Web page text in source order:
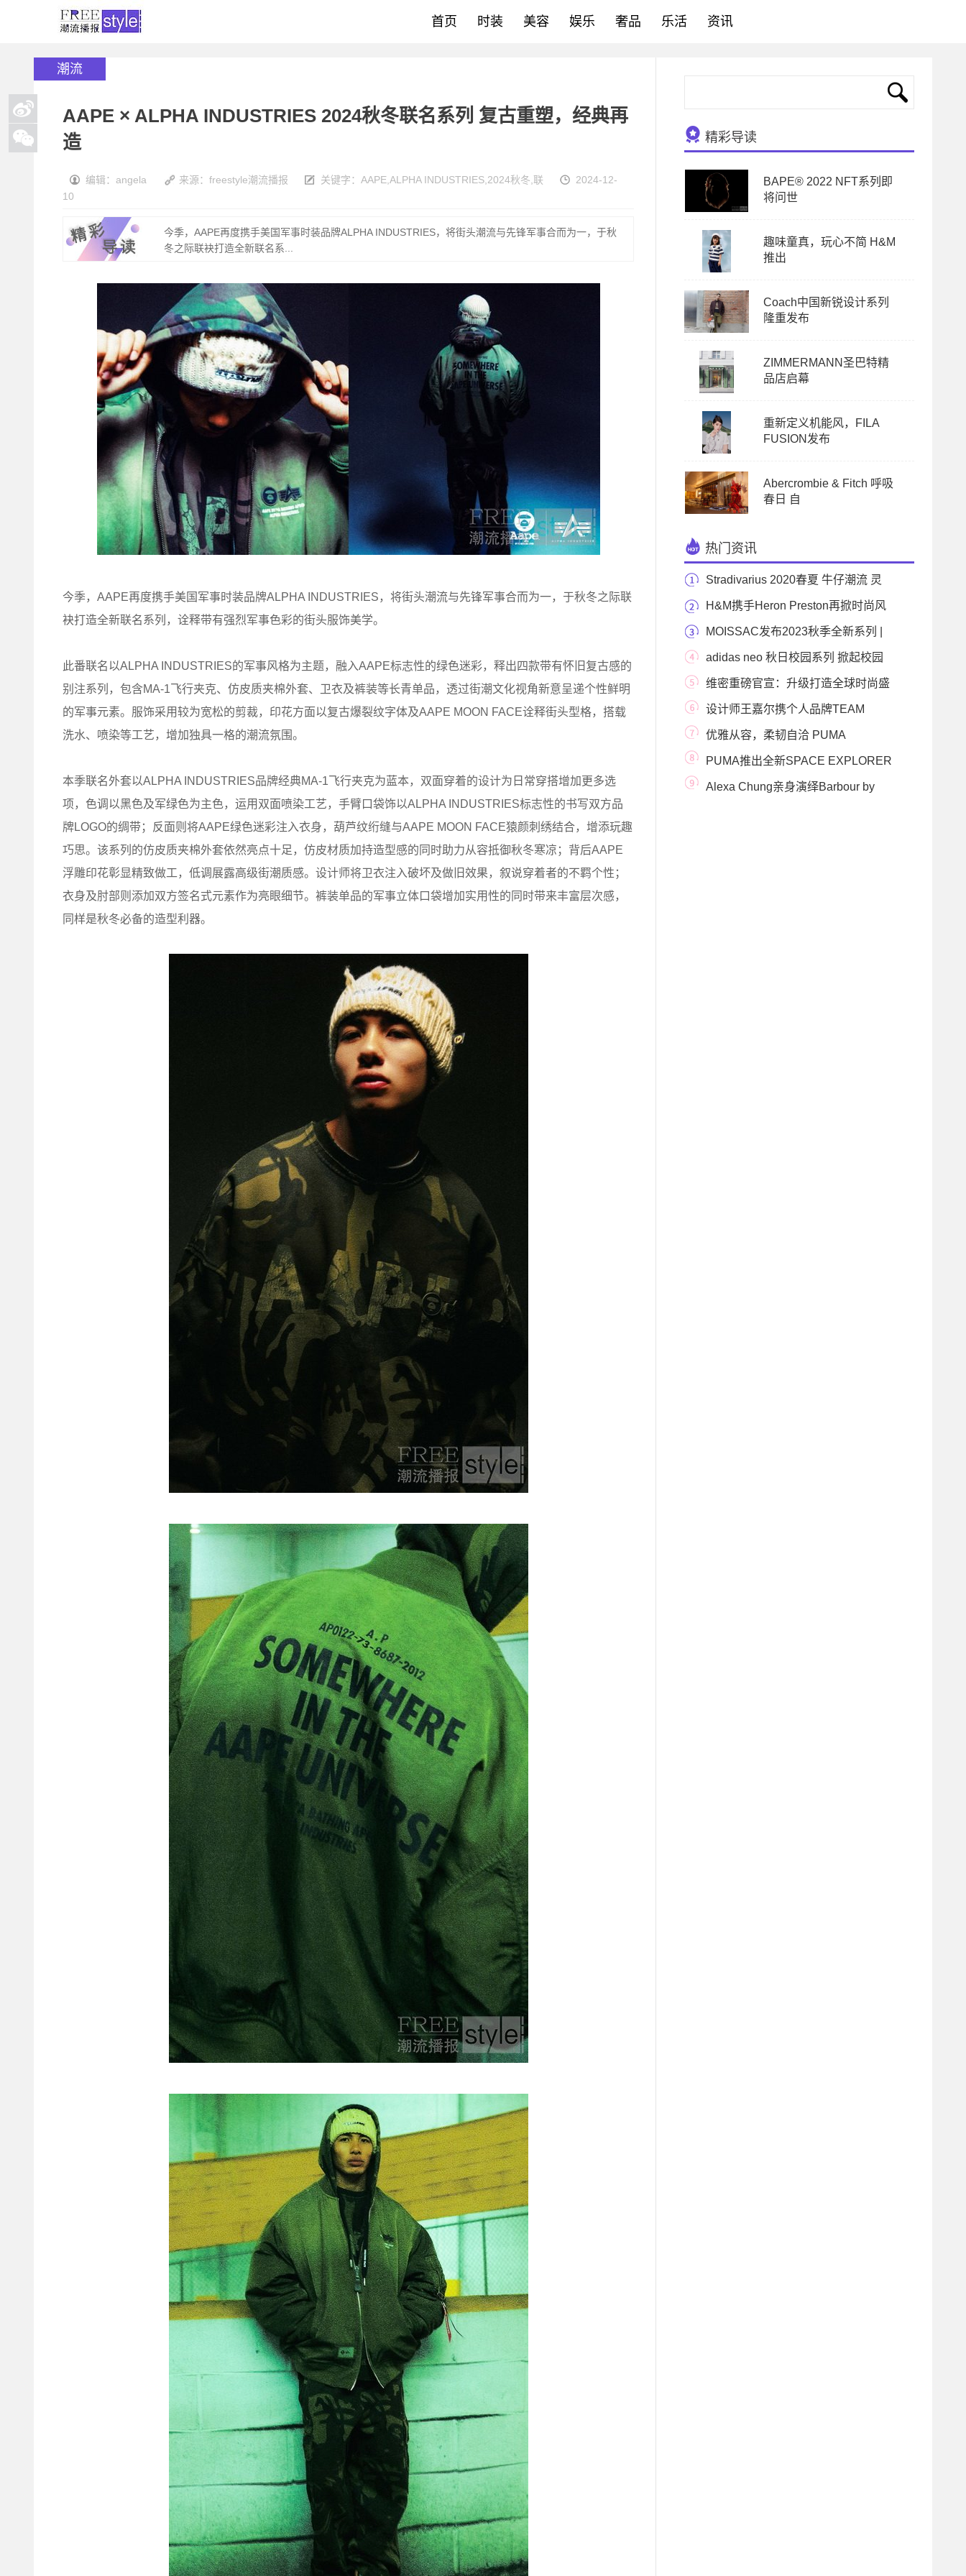
首页 时装 美容 娱乐 奢品 乐活 资讯
潮流
AAPE × ALPHA INDUSTRIES 2024秋冬联名系列 复古重塑，经典再
造
编辑：angela 来源：freestyle潮流播报 关键字： AAPE ALPHA INDUSTRIES 2024秋冬 联
2024-12-
10
今季，AAPE再度携手美国军事时装品牌ALPHA INDUSTRIES，将街头潮流与先锋军事合而为一，于秋
冬之际联袂打造全新联名系...
今季，AAPE再度携手美国军事时装品牌ALPHA INDUSTRIES，将街头潮流与先锋军事合而为一，于秋冬之际联
袂打造全新联名系列，诠释带有强烈军事色彩的街头服饰美学。
此番联名以ALPHA INDUSTRIES的军事风格为主题，融入AAPE标志性的绿色迷彩，释出四款带有怀旧复古感的
别注系列，包含MA-1飞行夹克、仿皮质夹棉外套、卫衣及裤装等长青单品，透过街潮文化视角新意呈递个性鲜明
的军事元素。服饰采用较为宽松的剪裁，印花方面以复古爆裂纹字体及AAPE MOON FACE诠释街头型格，搭载
洗水、喷染等工艺，增加独具一格的潮流氛围。
本季联名外套以ALPHA INDUSTRIES品牌经典MA-1飞行夹克为蓝本，双面穿着的设计为日常穿搭增加更多选
项，色调以黑色及军绿色为主色，运用双面喷染工艺，手臂口袋饰以ALPHA INDUSTRIES标志性的书写双方品
牌LOGO的绸带；反面则将AAPE绿色迷彩注入衣身，葫芦纹绗缝与AAPE MOON FACE猿颜刺绣结合，增添玩趣
巧思。该系列的仿皮质夹棉外套依然亮点十足，仿皮材质加持造型感的同时助力从容抵御秋冬寒凉；背后AAPE
浮雕印花彰显精致做工，低调展露高级街潮质感。设计师将卫衣注入破坏及做旧效果，叙说穿着者的不羁个性；
衣身及肘部则添加双方签名式元素作为亮眼细节。裤装单品的军事立体口袋增加实用性的同时带来丰富层次感，
同样是秋冬必备的造型利器。
精彩导读
BAPE® 2022 NFT系列即
将问世
趣味童真，玩心不简 H&M
推出
Coach中国新锐设计系列
隆重发布
ZIMMERMANN圣巴特精
品店启幕
重新定义机能风，FILA
FUSION发布
Abercrombie & Fitch 呼吸
春日 自
热门资讯
Stradivarius 2020春夏 牛仔潮流 灵
感集结H&M携手Heron Preston再掀时尚风
潮 H2合作系列新品
MOISSAC发布2023秋季全新系列 |
时空胶囊，探索内心
adidas neo 秋日校园系列 掀起校园
新风潮维密重磅官宣：升级打造全球时尚盛
事，拥抱女
设计师王嘉尔携个人品牌TEAM
WANG抢先登陆FARFETC
优雅从容，柔韧自洽 PUMA
SELECT 推出全新“OWN TH
PUMA推出全新SPACE EXPLORER
系列Alexa Chung亲身演绎Barbour by